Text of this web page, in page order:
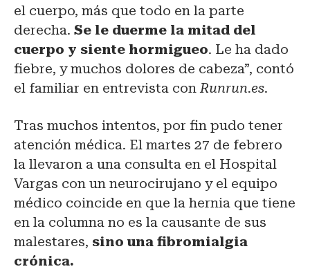
el cuerpo, más que todo en la parte
derecha. Se le duerme la mitad del
cuerpo y siente hormigueo. Le ha dado
fiebre, y muchos dolores de cabeza”, contó
el familiar en entrevista conRunrun.es.
Tras muchos intentos, por fin pudo tener
atención médica. El martes 27 de febrero
la llevaron a una consulta en el Hospital
Vargas con un neurocirujano y el equipo
médico coincide en que la hernia que tiene
en la columna no es la causante de sus
malestares, sino una fibromialgia
crónica.